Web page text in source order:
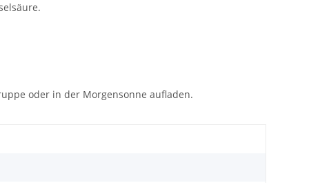
oder in der Morgensonne aufladen.